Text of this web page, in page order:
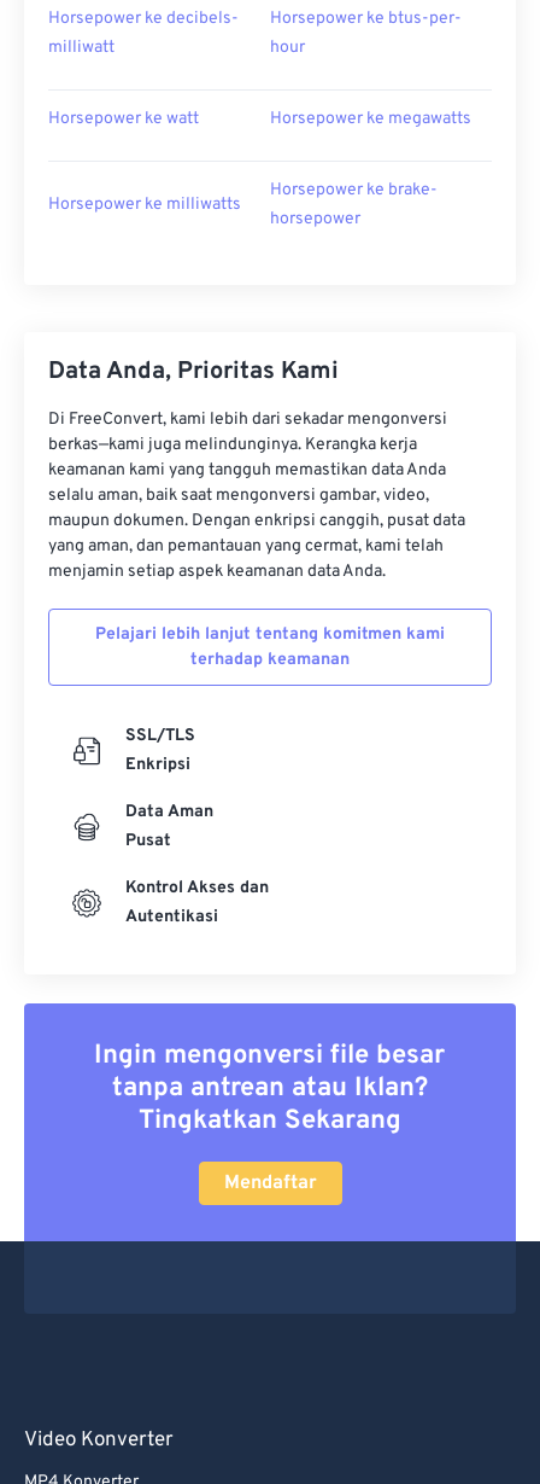
Horsepower ke decibels-
milliwatt
Horsepower ke btus-per-
hour
Horsepower ke watt Horsepower ke megawatts
Horsepower ke milliwatts
Horsepower ke brake-
horsepower
Data Anda, Prioritas Kami
Di FreeConvert, kami lebih dari sekadar mengonversi
berkas—kami juga melindunginya. Kerangka kerja
keamanan kami yang tangguh memastikan data Anda
selalu aman, baik saat mengonversi gambar, video,
maupun dokumen. Dengan enkripsi canggih, pusat data
yang aman, dan pemantauan yang cermat, kami telah
menjamin setiap aspek keamanan data Anda.
Pelajari lebih lanjut tentang komitmen kami
terhadap keamanan
SSL/TLS
Enkripsi
Data Aman
Pusat
Kontrol Akses dan
Autentikasi
Ingin mengonversi file besar
tanpa antrean atau Iklan?
Tingkatkan Sekarang
Mendaftar
Video Konverter